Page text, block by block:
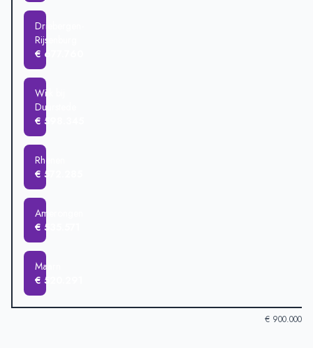
Driebergen-
Rijsenburg
€ 677.760
Wijk bij
Duurstede
€ 598.345
Rhenen
€ 572.285
Amerongen
€ 535.571
Maarn
€ 520.291
€ 900.000